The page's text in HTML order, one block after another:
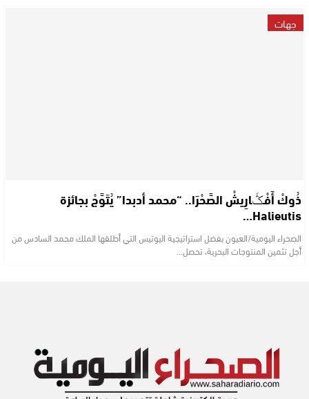
جهات
ذُوكْ أَفْـݣَارِيشْ الصَّحْرَا.. “محمد أدبدا” يُتَوَّجْ بجائزة
Halieutis…
الصحراء اليومية/العيون بفضل استراتيجية اليوتيس التي أطلقها الملك محمد السادس من
أجل تثمين المنتوجات البحرية، تحصل…